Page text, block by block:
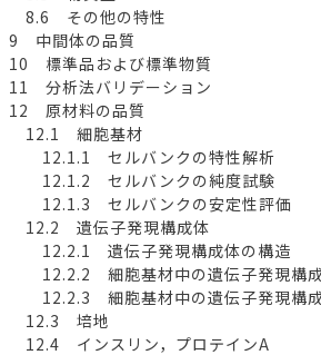
8.6 その他の特性
9 中間体の品質
10 標準品および標準物質
11 分析法バリデーション
12 原材料の品質
12.1 細胞基材
12.1.1 セルバンクの特性解析
12.1.2 セルバンクの純度試験
12.1.3 セルバンクの安定性評価
12.2 遺伝子発現構成体
12.2.1 遺伝子発現構成体の構造
12.2.2 細胞基材中の遺伝子発現構成
12.2.3 細胞基材中の遺伝子発現構成
12.3 培地
12.4 インスリン，プロテインA